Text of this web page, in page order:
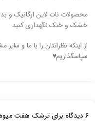
محصولات نات لاین ارگانیک و
خشک و خنک نگهداری کنید
از اینکه نظراتتان را با ما و
سپاسگذاریم♥️
6 دیدگاه برای
ترشک هفت میوه –